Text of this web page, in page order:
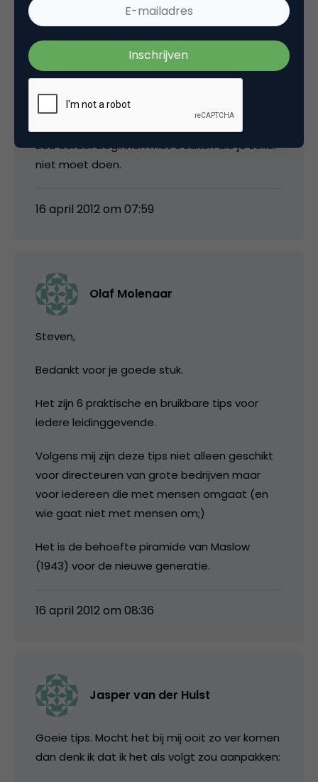
16 april 2012 om 07:10
Albert Treur
Zou eerder beginnen met 6 zaken die je zeker
niet moet doen.
16 april 2012 om 07:59
Olaf Molenaar
Steven,
Bedankt voor je goede stuk.
Het zijn 6 praktische en bruikbare tips voor
iedere leidinggevende.
Volgens mij zijn deze tips niet alleen geschikt
voor directeuren van grote bedrijven maar
voor iedereen die met mensen omgaat (en
wie gaat niet met mensen om;)
Het is de behoefte piramide van Maslow
(1943) voor de nieuwe generatie.
16 april 2012 om 08:36
Jasper van der Hulst
Goeie tips. Mocht het bij mij ooit zo ver komen
dan denk ik dat ik het als volgt zou aanpakken: